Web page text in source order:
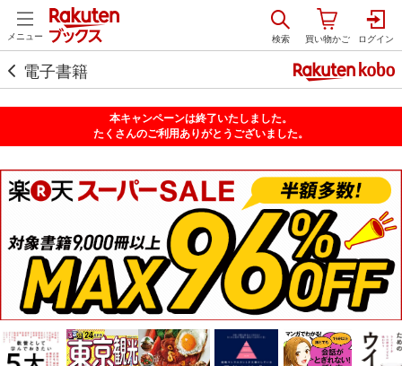
メニュー
電子書籍
本キャンペーンは終了いたしました。
たくさんのご利用ありがとうございました。